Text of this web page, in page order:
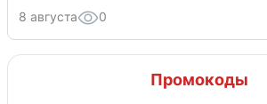
8 августа 0
Промокоды